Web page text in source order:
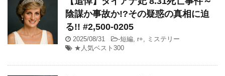
陰謀か事故か!?その疑惑の真相に迫
る!! #2,500-0205
2025/08/31 -短編 r+
ミステリー
★人気ベスト300